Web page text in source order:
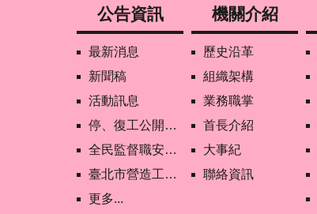
公告資訊
最新消息
新聞稿
活動訊息
停、復工公開資訊查詢
全民監督職安地圖
臺北市營造工地自主管理稽核施行專區及聯盟定期會議相關資料
更多...
機關介紹
歷史沿革
組織架構
業務職掌
首長介紹
大事紀
聯絡資訊